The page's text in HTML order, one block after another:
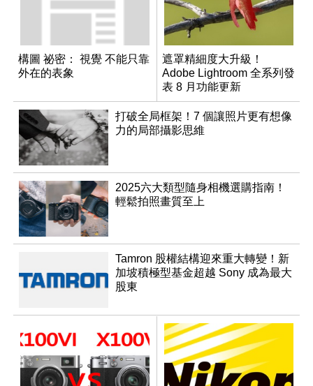
構圖 祕密： 視覺 不能只靠
外在的表象
遮罩精細度大升級！
Adobe Lightroom 全系列發
表 8 月功能更新
打破全局框架！7 個讓照片更有想像
力的局部攝影思維
2025六大類型隨身相機選購指南！
輕鬆拍照畫質至上
Tamron 股權結構迎來重大轉變！新
加坡積極型基金超越 Sony 成為最大
股東